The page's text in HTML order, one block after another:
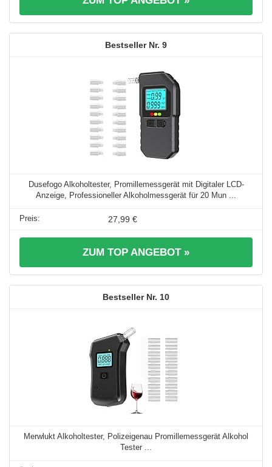
9
Dusefogo Alkoholtester, Promillemessgerät mit Digitaler LCD-
Anzeige, Professioneller Alkoholmessgerät für 20 Mun ...
27,99 €
ZUM TOP ANGEBOT »
10
Merwlukt Alkoholtester, Polizeigenau Promillemessgerät Alkohol
Tester ...